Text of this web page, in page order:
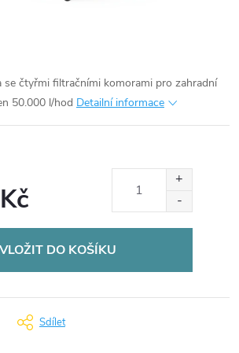
se čtyřmi filtračními komorami pro zahradní
50.000 l/hod Detailní informace
VLOŽIT DO KOŠÍKU
Sdílet